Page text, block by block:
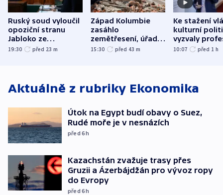
Ruský soud vyloučil
opoziční stranu
Jabloko ze
zářijových „voleb“
19:30 před 23 m
Západ Kolumbie
zasáhlo
zemětřesení, úřady
hlásí přes sto obětí
15:30 před 43 m
Ke stažení
kulturní
vyzvaly
organizace,
10:07 před 1 h
Aktuálně z rubriky Ekonomika
Útok na Egypt budí obavy o Suez,
Rudé moře je v nesnázích
před 6h
Kazachstán zvažuje trasy přes
Gruzii a Ázerbájdžán pro vývoz ropy
do Evropy
před 6h